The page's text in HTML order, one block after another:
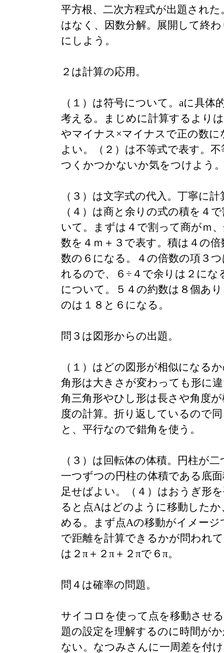
平方根、二次方程式が出題され
はなく、因数分解。展開して終
にしよう。
２は計算の応用。
（１）は符号について。aに具体
考える。まじめに計算するより
やマイナス×マイナスで正の数に
よい。（２）は不等式で表す。
つくかつかないか気をつけよう
（３）は文字式の代入。丁寧に
（４）は商と余りの式の積を４
いて。まずは４で割って商がｍ
数を４ｍ＋３で表す。積は４の
数の６になる。４の倍数の項３
れるので、６÷４で余りは２にな
について。５４の約数は８個あ
のは１８と６になる。
問３は図形からの出題。
（１）はどの図形が相似になる
角形は大きさが変わっても形に
角三角形やひし形は長さや角度
度の計算。折り返しているので
と、平行なので錯角を使う。
（３）は回転体の体積。円柱が
一つずつの円柱の体積である底
足せばよい。（４）はおうぎ形
ると点Aはどのように移動した
める。まず点Aの移動がイメー
で距離を計算できるかが問われ
は２π＋２π＋２πで６π。
問４は確率の問題。
サイコロを使って点を移動させ
題の設定を理解するのに時間が
ない。なつみさんに一周差を付